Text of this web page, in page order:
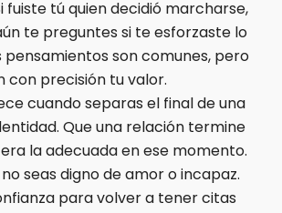
fuiste tú quien decidió marcharse,
te preguntes si te esforzaste lo
pensamientos son comunes, pero
con precisión tu valor.
cuando separas el final de una
Que una relación termine
la adecuada en ese momento.
seas digno de amor o incapaz.
para volver a tener citas